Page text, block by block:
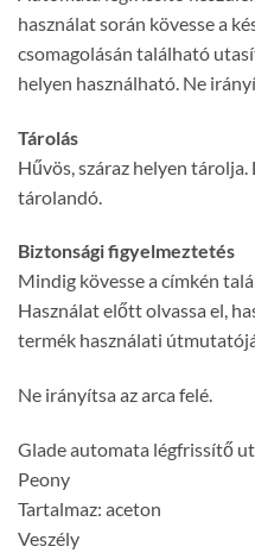
használat során kövesse a
csomagolásán található
helyen használható. Ne
Tárolás
Hűvös, száraz helyen
tárolandó.
Biztonsági figyelmeztetés
Mindig kövesse a címkén
Használat előtt olvassa el,
termék használati
Ne irányítsa az arca felé.
Glade automata légfrissítő
Peony
Tartalmaz: aceton
Veszély